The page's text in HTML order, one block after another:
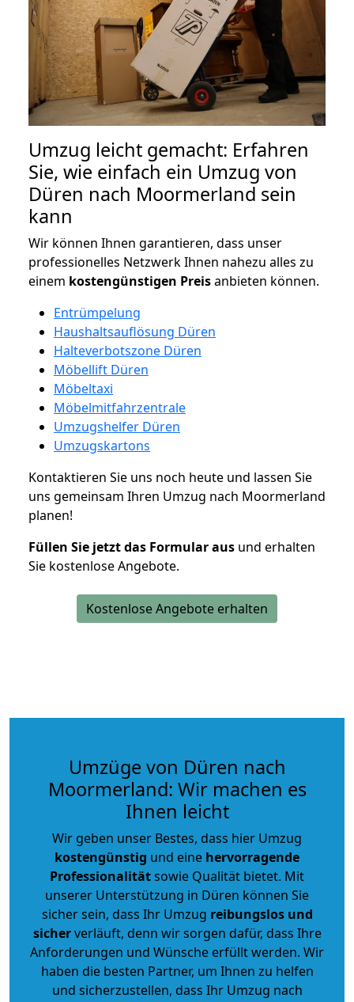
Umzug leicht gemacht: Erfahren
Sie, wie einfach ein Umzug von
Düren nach Moormerland sein
kann
Wir können Ihnen garantieren, dass unser
professionelles Netzwerk Ihnen nahezu alles zu
einem kostengünstigen Preisanbieten können.
Entrümpelung
Haushaltsauflösung Düren
Halteverbotszone Düren
Möbellift Düren
Möbeltaxi
Möbelmitfahrzentrale
Umzugshelfer Düren
Umzugskartons
Kontaktieren Sie uns noch heute und lassen Sie
uns gemeinsam Ihren Umzug nach Moormerland
planen!
Füllen Sie jetzt das Formular aus und erhalten
Sie kostenlose Angebote.
Kostenlose Angebote erhalten
Umzüge von Düren nach
Moormerland: Wir machen es
Ihnen leicht
Wir geben unser Bestes, dass hier Umzug
kostengünstig und eine hervorragende
Professionalitätsowie Qualität bietet. Mit
unserer Unterstützung in Düren können Sie
sicher sein, dass Ihr Umzug reibungslos und
sicherverläuft, denn wir sorgen dafür, dass Ihre
Anforderungen und Wünsche erfüllt werden. Wir
haben die besten Partner, um Ihnen zu helfen
und sicherzustellen, dass Ihr Umzug nach